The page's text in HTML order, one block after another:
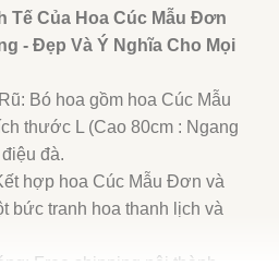
Tế Của Hoa Cúc Mẫu Đơn
- Đẹp Và Ý Nghĩa Cho Mọi
Bó hoa gồm hoa Cúc Mẫu
thước L (Cao 80cm : Ngang
đà.
hợp hoa Cúc Mẫu Đơn và
bức tranh hoa thanh lịch và